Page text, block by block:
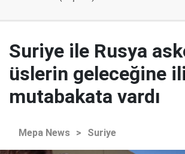
Suriye ile Rusya
üslerin geleceğine
mutabakata vardı
Mepa News > Suriye